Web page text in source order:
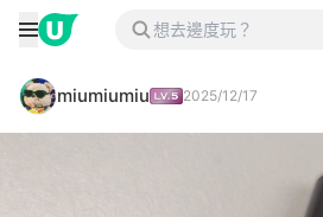
miumiumiu 2025/12/17